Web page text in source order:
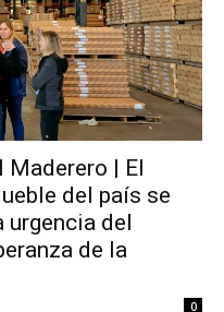
Maderero | El
del país se
urgencia del
de la
0